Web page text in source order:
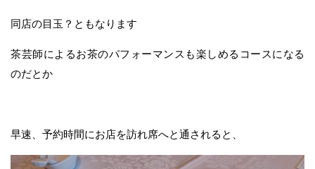
同店の目玉？ともなります
茶芸師によるお茶のパフォーマンスも楽しめるコースになる
のだとか
早速、予約時間にお店を訪れ席へと通されると、